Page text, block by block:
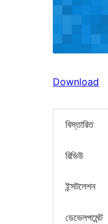
Download
বিস্তারিত
রিভিউ
ইন্সটলেশন
ডেভেলপমেন্ট